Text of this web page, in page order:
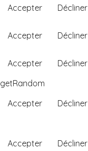
Accepter Décliner
Accepter Décliner
Accepter Décliner
getRandom
Accepter
Décliner
Accepter Décliner